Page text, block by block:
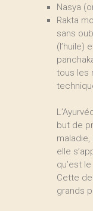
Nasya
Rakta
sans
(l’huile)
tous les
but de
elle
qu’est le
Cette
grands